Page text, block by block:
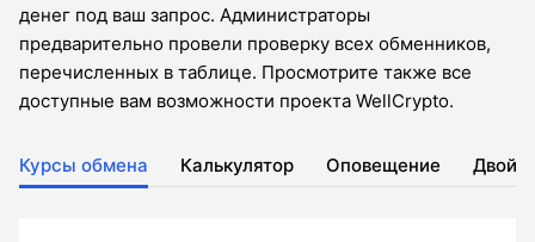
денег под ваш запрос. Администраторы
предварительно провели проверку всех обменников,
перечисленных в таблице. Просмотрите также все
доступные вам возможности проекта WellCrypto.
Курсы обмена Калькулятор Оповещение